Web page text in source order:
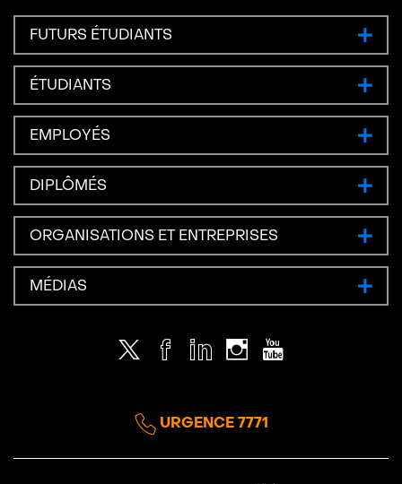
FUTURS ÉTUDIANTS
ÉTUDIANTS
EMPLOYÉS
DIPLÔMÉS
ORGANISATIONS ET ENTREPRISES
MÉDIAS
Twitter Facebook
LinkedInInstagramYoutube
URGENCE 7771